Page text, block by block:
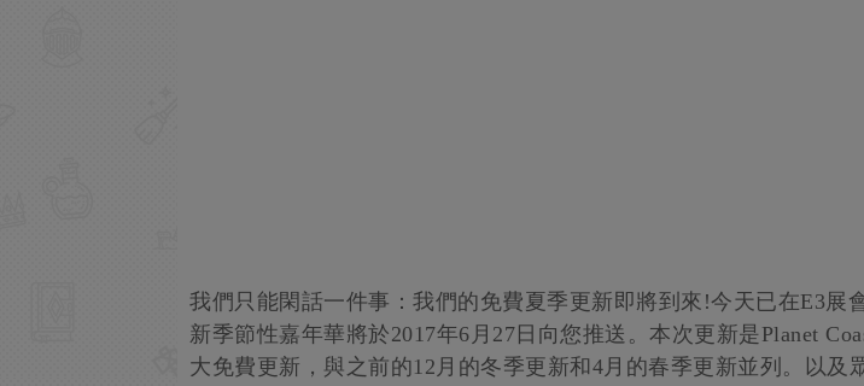
我們只能閑話一件事：我們的免費夏季更新即將到來!今天已在E3展
新季節性嘉年華將於2017年6月27日向您推送。本次更新是Planet
大免費更新，與之前的12月的冬季更新和4月的春季更新並列。以及